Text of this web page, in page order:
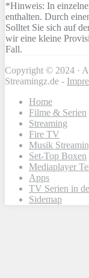
*Hinweis: In
enthalten. Durch
Solltet Sie sich auf
wir eine kleine
Fall.
Copyright © 2024 ·
Streamingz.de -
Home
Filme & Serien
Streaming
Fire TV
Musik
Set-Top Boxen
Mediaplayer
Apps
TV Serien in
Sidemap